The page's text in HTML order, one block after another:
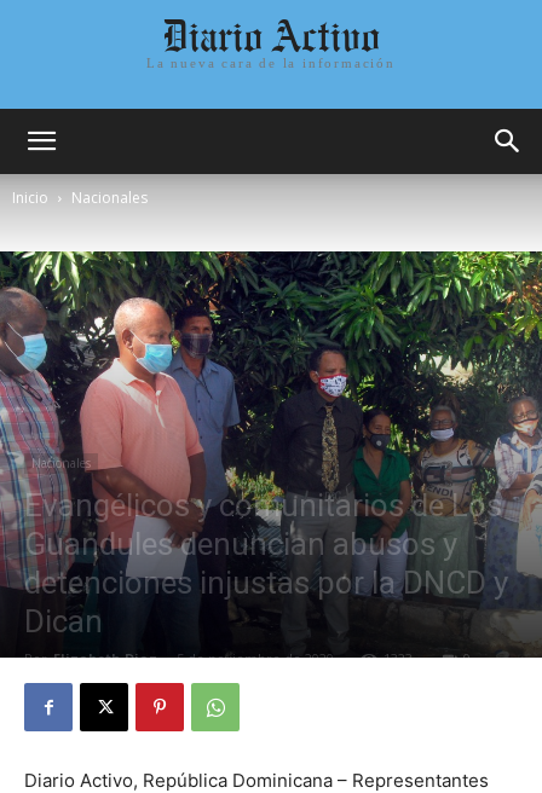
Diario Activo
La nueva cara de la información
Inicio Nacionales
Nacionales
Evangélicos y comunitarios de Los
Guandules denuncian abusos y
detenciones injustas por la DNCD y
Dican
Por Elizabeth Diaz - 5 de noviembre de 2020 1323 0
Diario Activo, República Dominicana – Representantes